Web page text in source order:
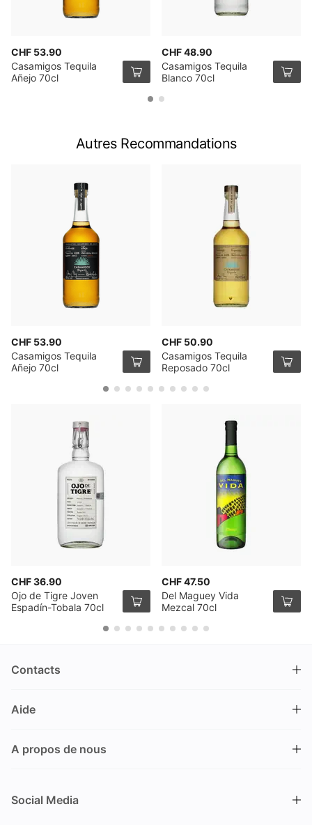
CHF 53.90
Casamigos Tequila
Añejo 70cl
CHF 48.90
Casamigos Tequila
Blanco 70cl
Autres Recommandations
CHF 53.90
Casamigos Tequila
Añejo 70cl
CHF 50.90
Casamigos Tequila
Reposado 70cl
CHF 36.90
Ojo de Tigre Joven
Espadín-Tobala 70cl
CHF 47.50
Del Maguey Vida
Mezcal 70cl
Contacts
Nüschelerstrasse 35
Suisse
info@drinks.ch
Aide
Processus de commande
Livraison & Pick-up
A propos de nous
A propos de nous
Social Media